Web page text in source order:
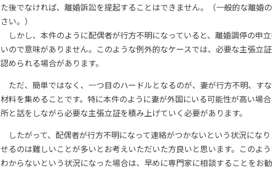
た後でなければ、離婚訴訟を提起することはできません。（一般的な離婚
さい。）
しかし、本件のように配偶者が行方不明になっていると、離婚調停の申
いので意味がありません。このような例外的なケースでは、必要な主張立
認められる場合があります。
ただ、簡単ではなく、一つ目のハードルとなるのが、妻が行方不明、す
材料を集めることです。特に本件のように妻が外国にいる可能性が高い場
所と話をしながら必要な主張立証を積み上げていく必要があります。
したがって、配偶者が行方不明になって連絡がつかないという状況にな
せるのは難しいことが多いとお考えいただいた方良いと思います。このよ
わからないという状況になった場合は、早めに専門家に相談することをお